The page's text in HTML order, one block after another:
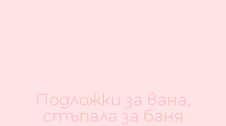
Подложки за вана,
стъпала за баня